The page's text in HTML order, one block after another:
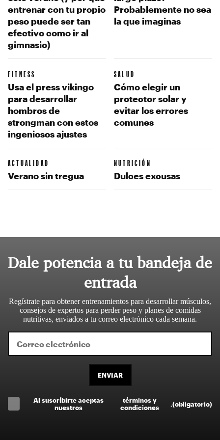
entrenar con tu propio
peso puede ser tan
efectivo como ir al
gimnasio)
Probablemente no sea
la que imaginas
FITNESS
Usa el press vikingo
para desarrollar
hombros de
strongman con estos
ingeniosos ajustes
SALUD
Cómo elegir un
protector solar y
evitar los errores
comunes
ACTUALIDAD
Verano sin tregua
NUTRICIÓN
Dulces excusas
Dale potencia a tu bandeja de
entrada
Regístrate para obtener entrenamientos para desarrollar músculos,
consejos de expertos para perder peso y planes de comidas
nutritivas, enviados a tu correo electrónico cada semana.
ENVIAR
Al suscríbirte aceptas
nuestros
términos y
condiciones
(obligatorio)